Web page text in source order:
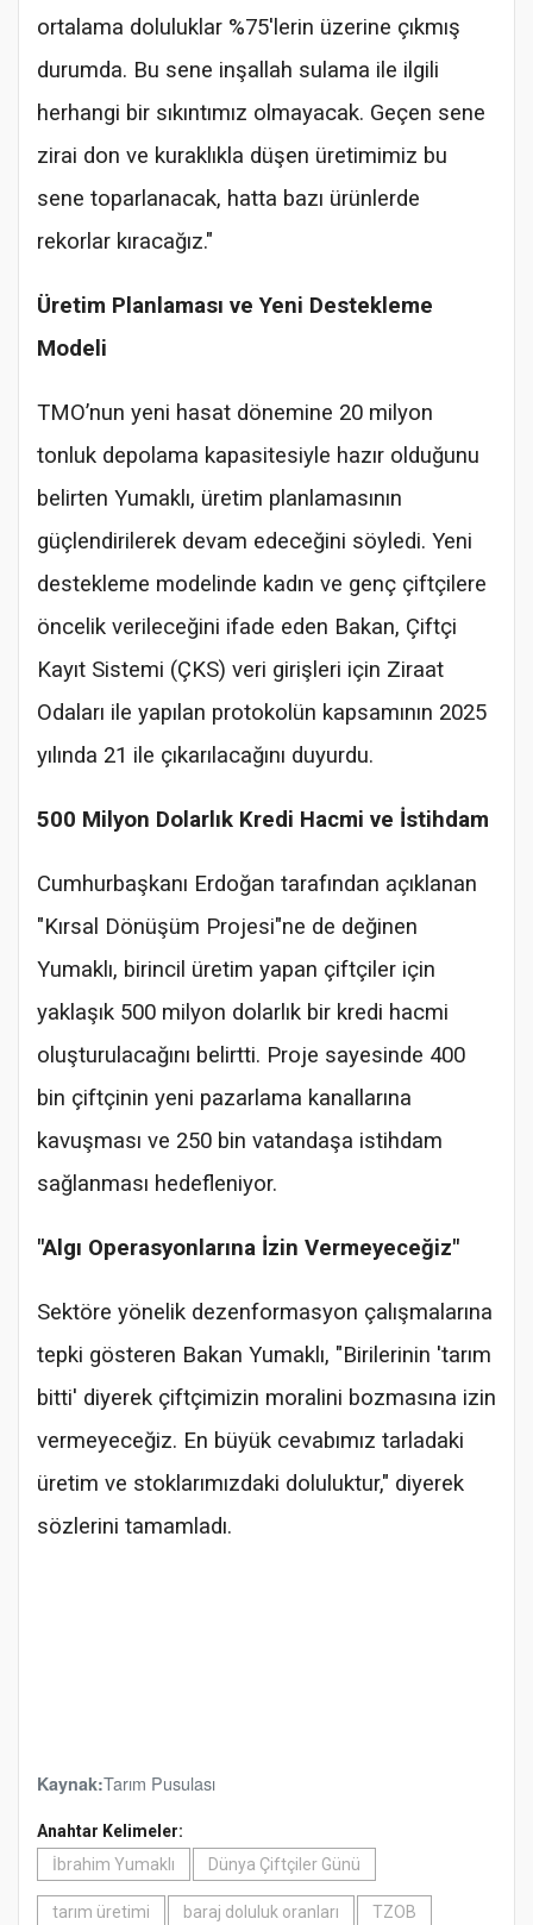
ortalama doluluklar %75'lerin üzerine çıkmış
durumda. Bu sene inşallah sulama ile ilgili
herhangi bir sıkıntımız olmayacak. Geçen sene
zirai don ve kuraklıkla düşen üretimimiz bu
sene toparlanacak, hatta bazı ürünlerde
rekorlar kıracağız."
Üretim Planlaması ve Yeni Destekleme
Modeli
TMO’nun yeni hasat dönemine 20 milyon
tonluk depolama kapasitesiyle hazır olduğunu
belirten Yumaklı, üretim planlamasının
güçlendirilerek devam edeceğini söyledi. Yeni
destekleme modelinde kadın ve genç çiftçilere
öncelik verileceğini ifade eden Bakan, Çiftçi
Kayıt Sistemi (ÇKS) veri girişleri için Ziraat
Odaları ile yapılan protokolün kapsamının 2025
yılında 21 ile çıkarılacağını duyurdu.
500 Milyon Dolarlık Kredi Hacmi ve İstihdam
Cumhurbaşkanı Erdoğan tarafından açıklanan
"Kırsal Dönüşüm Projesi"ne de değinen
Yumaklı, birincil üretim yapan çiftçiler için
yaklaşık 500 milyon dolarlık bir kredi hacmi
oluşturulacağını belirtti. Proje sayesinde 400
bin çiftçinin yeni pazarlama kanallarına
kavuşması ve 250 bin vatandaşa istihdam
sağlanması hedefleniyor.
"Algı Operasyonlarına İzin Vermeyeceğiz"
Sektöre yönelik dezenformasyon çalışmalarına
tepki gösteren Bakan Yumaklı, "Birilerinin 'tarım
bitti' diyerek çiftçimizin moralini bozmasına izin
vermeyeceğiz. En büyük cevabımız tarladaki
üretim ve stoklarımızdaki doluluktur," diyerek
sözlerini tamamladı.
Kaynak:Tarım Pusulası
Anahtar Kelimeler:
İbrahim Yumaklı
Dünya Çiftçiler Günü
tarım üretimi baraj doluluk oranları TZOB